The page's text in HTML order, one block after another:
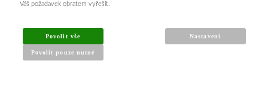
Váš požadavek obratem vyřešit.
Povolit vše
Povolit pouze nutné
Nastavení